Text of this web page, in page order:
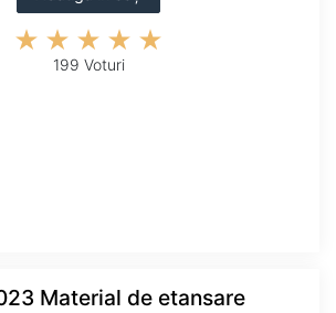
199 Voturi
Material de etansare